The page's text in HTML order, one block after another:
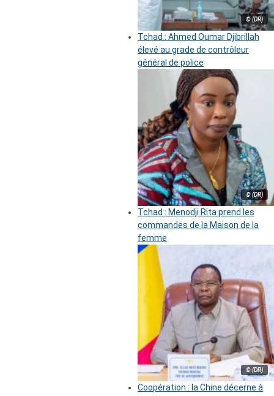
© (DR)
Tchad : Ahmed Oumar Djibrillah
élevé au grade de contrôleur
général de police
© (DR)
Tchad : Menodji Rita prend les
commandes de la Maison de la
femme
© (DR)
Coopération : la Chine décerne à